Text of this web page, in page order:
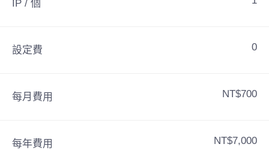
IP / 個
設定費 0
每月費用 NT$700
每年費用 NT$7,000